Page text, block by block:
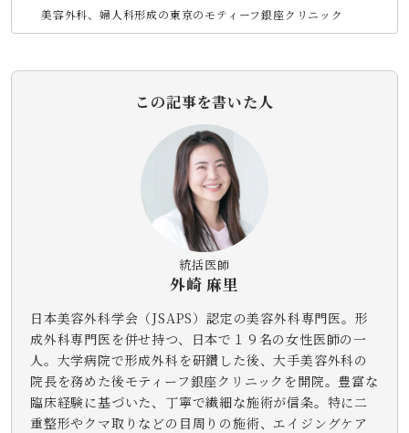
美容外科、婦人科形成の東京のモティーフ銀座クリニック
この記事を書いた人
統括医師
外崎 麻里
日本美容外科学会（JSAPS）認定の美容外科専門医。形
成外科専門医を併せ持つ、日本で１９名の女性医師の一
人。大学病院で形成外科を研鑽した後、大手美容外科の
院長を務めた後モティーフ銀座クリニックを開院。豊富な
臨床経験に基づいた、丁寧で繊細な施術が信条。特に二
重整形やクマ取りなどの目周りの施術、エイジングケア